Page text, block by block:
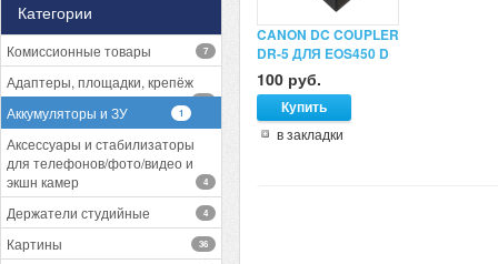
Категории
Комиссионные товары 7
Адаптеры, площадки, крепёж
13
Аккумуляторы и ЗУ 1
Аксессуары и стабилизаторы
для телефонов/фото/видео и
экшн камер
4
Держатели студийные 4
Картины 36
CANON DC COUPLER
DR-5 ДЛЯ EOS450 D
100 руб.
в закладки